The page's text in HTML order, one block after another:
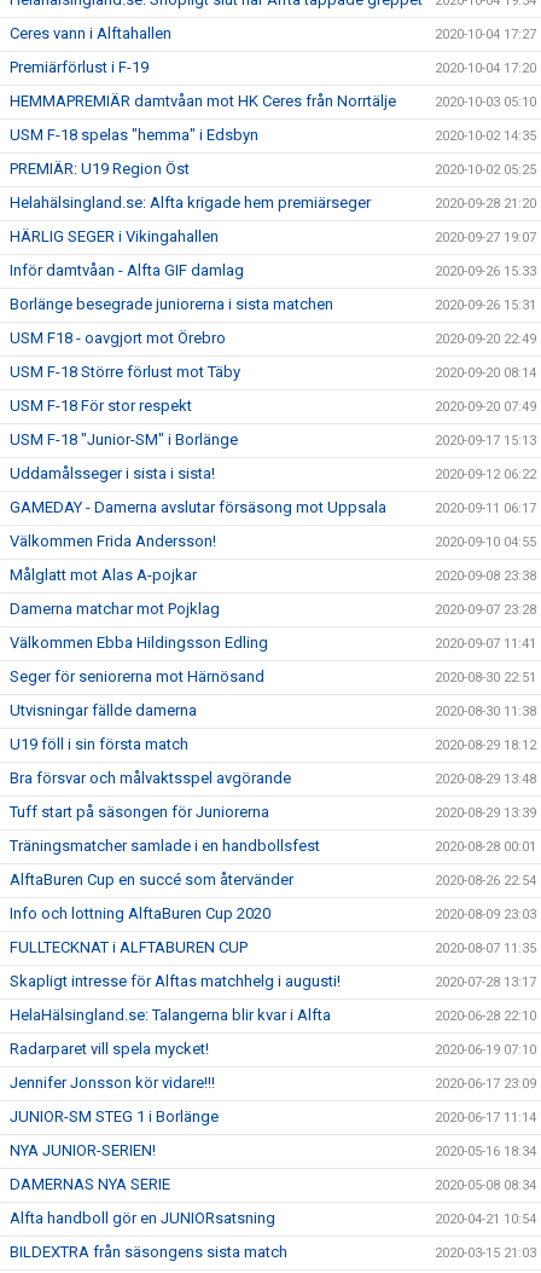
Ceres vann i Alftahallen 2020-10-04 17:27
Premiärförlust i F-19 2020-10-04 17:20
HEMMAPREMIÄR damtvåan mot HK Ceres från Norrtälje 2020-10-03 05:10
USM F-18 spelas "hemma" i Edsbyn 2020-10-02 14:35
PREMIÄR: U19 Region Öst 2020-10-02 05:25
Helahälsingland.se: Alfta krigade hem premiärseger 2020-09-28 21:20
HÄRLIG SEGER i Vikingahallen 2020-09-27 19:07
Inför damtvåan - Alfta GIF damlag 2020-09-26 15:33
Borlänge besegrade juniorerna i sista matchen 2020-09-26 15:31
USM F18 - oavgjort mot Örebro 2020-09-20 22:49
USM F-18 Större förlust mot Täby 2020-09-20 08:14
USM F-18 För stor respekt 2020-09-20 07:49
USM F-18 "Junior-SM" i Borlänge 2020-09-17 15:13
Uddamålsseger i sista i sista! 2020-09-12 06:22
GAMEDAY - Damerna avslutar försäsong mot Uppsala 2020-09-11 06:17
Välkommen Frida Andersson! 2020-09-10 04:55
Målglatt mot Alas A-pojkar 2020-09-08 23:38
Damerna matchar mot Pojklag 2020-09-07 23:28
Välkommen Ebba Hildingsson Edling 2020-09-07 11:41
Seger för seniorerna mot Härnösand 2020-08-30 22:51
Utvisningar fällde damerna 2020-08-30 11:38
U19 föll i sin första match 2020-08-29 18:12
Bra försvar och målvaktsspel avgörande 2020-08-29 13:48
Tuff start på säsongen för Juniorerna 2020-08-29 13:39
Träningsmatcher samlade i en handbollsfest 2020-08-28 00:01
AlftaBuren Cup en succé som återvänder 2020-08-26 22:54
Info och lottning AlftaBuren Cup 2020 2020-08-09 23:03
FULLTECKNAT i ALFTABUREN CUP 2020-08-07 11:35
Skapligt intresse för Alftas matchhelg i augusti! 2020-07-28 13:17
HelaHälsingland.se: Talangerna blir kvar i Alfta 2020-06-28 22:10
Radarparet vill spela mycket! 2020-06-19 07:10
Jennifer Jonsson kör vidare!!! 2020-06-17 23:09
JUNIOR-SM STEG 1 i Borlänge 2020-06-17 11:14
NYA JUNIOR-SERIEN! 2020-05-16 18:34
DAMERNAS NYA SERIE 2020-05-08 08:34
Alfta handboll gör en JUNIORsatsning 2020-04-21 10:54
BILDEXTRA från säsongens sista match 2020-03-15 21:03